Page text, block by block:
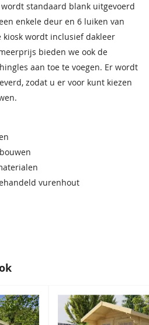
cm
wordt standaard blank uitgevoerd
enkele deur en 6 luiken van
kiosk wordt inclusief dakleer
bieden we ook de
aan toe te voegen. Er wordt
zodat u er voor kunt kiezen
vurenhout